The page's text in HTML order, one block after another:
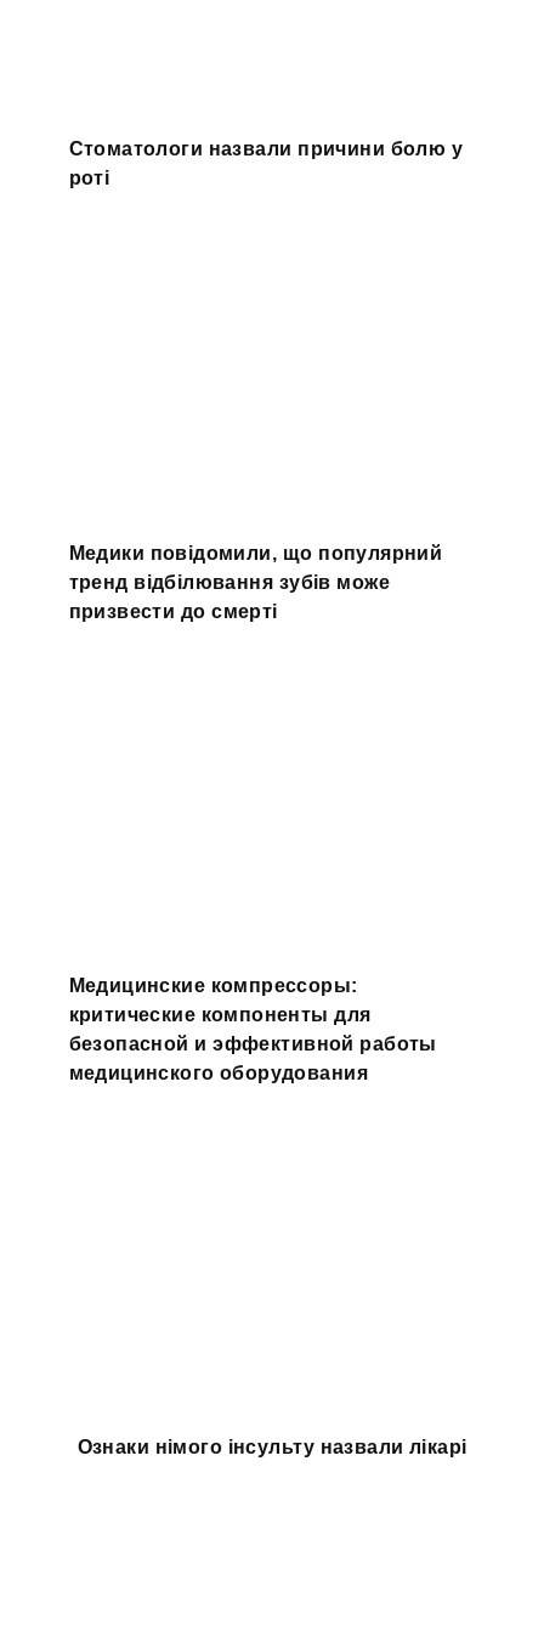
Стоматологи назвали причини болю у
роті
Медики повідомили, що популярний
тренд відбілювання зубів може
призвести до смерті
Медицинские компрессоры:
критические компоненты для
безопасной и эффективной работы
медицинского оборудования
Ознаки німого інсульту назвали лікарі